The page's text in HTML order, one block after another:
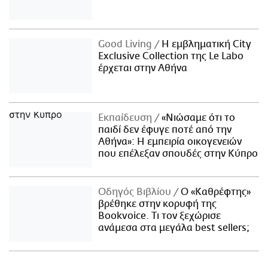
Good Living
Η εμβληματική City
Exclusive Collection της Le Labo
έρχεται στην Αθήνα
Εκπαίδευση
«Νιώσαμε ότι το
παιδί δεν έφυγε ποτέ από την
Αθήνα»: Η εμπειρία οικογενειών
που επέλεξαν σπουδές στην Κύπρο
Οδηγός Βιβλίου
Ο «Καθρέφτης»
βρέθηκε στην κορυφή της
Bookvoice. Τι τον ξεχώρισε
ανάμεσα στα μεγάλα best sellers;